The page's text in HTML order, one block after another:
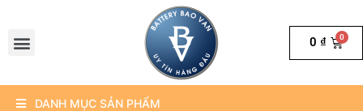
0 ₫
DANH MỤC SẢN PHẨM